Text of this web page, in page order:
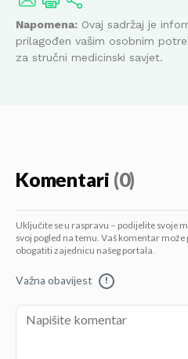
Napomena: Ovaj sadržaj je
prilagođen vašim osobnim
za stručni medicinski savjet.
Komentari (0)
Uključite se u raspravu – podijelite svoje
svoj pogled na temu. Vaš komentar
obogatiti zajednicu našeg portala.
Važna obavijest !